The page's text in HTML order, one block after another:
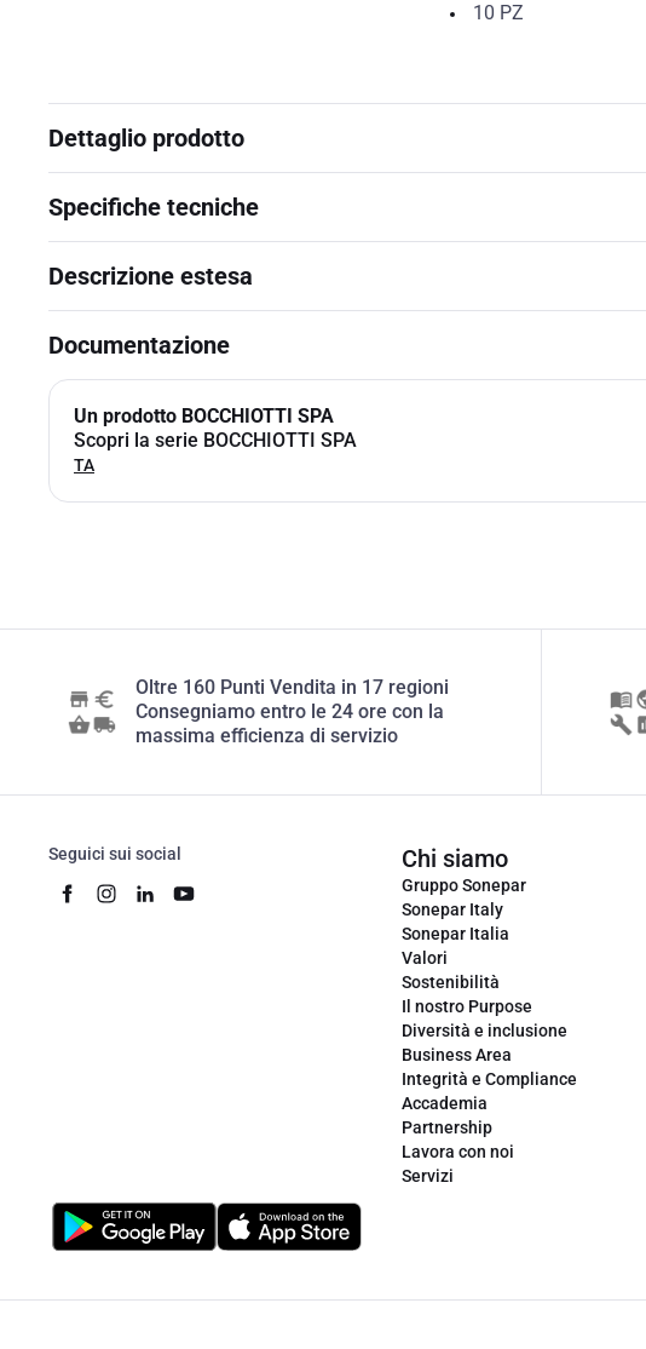
10 PZ
Dettaglio prodotto
Specifiche tecniche
Descrizione estesa
Documentazione
Un prodotto BOCCHIOTTI SPA
Scopri la serie BOCCHIOTTI SPA
TA
Oltre 160 Punti Vendita in 17 regioni
Consegniamo entro le 24 ore con la
massima efficienza di servizio
Seguici sui social Chi siamo
Gruppo Sonepar
Sonepar Italy
Sonepar Italia
Valori
Sostenibilità
Il nostro Purpose
Diversità e inclusione
Business Area
Integrità e Compliance
Accademia
Partnership
Lavora con noi
Servizi